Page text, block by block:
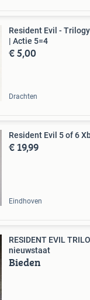
Resident Evil -
| Actie 5=4
€ 5,00
Drachten
Resident Evil 5 of 6
€ 19,99
Eindhoven
RESIDENT EVIL
nieuwstaat
Bieden